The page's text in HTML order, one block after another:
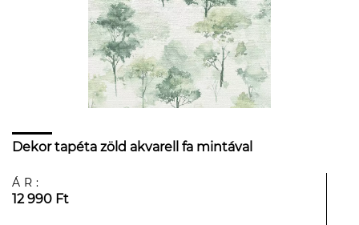
Dekor tapéta zöld akvarell fa mintával
ÁR:
12 990 Ft